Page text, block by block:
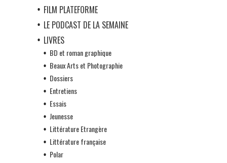
FILM PLATEFORME
LE PODCAST DE LA SEMAINE
LIVRES
BD et roman graphique
Beaux Arts et Photographie
Dossiers
Entretiens
Essais
Jeunesse
Littérature Etrangère
Littérature française
Polar